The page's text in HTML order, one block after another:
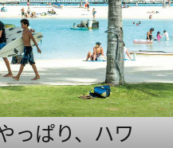
っぱり、ハワ